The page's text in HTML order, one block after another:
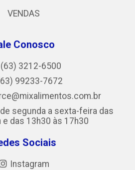
VENDAS
Conosco
(63) 3212-6500
99233-7672
segunda a sexta-feira das
e das 13h30 às 17h30
Sociais
Instagram